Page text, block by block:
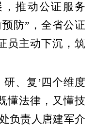
推动公证服务
防”，全省公证
员主动下沉，筑
研、复’四个维度
懂法律，又懂技
负责人唐建军介